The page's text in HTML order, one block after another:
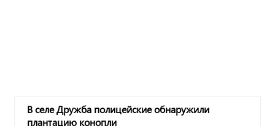
В селе Дружба полицейские обнаружили
плантацию конопли